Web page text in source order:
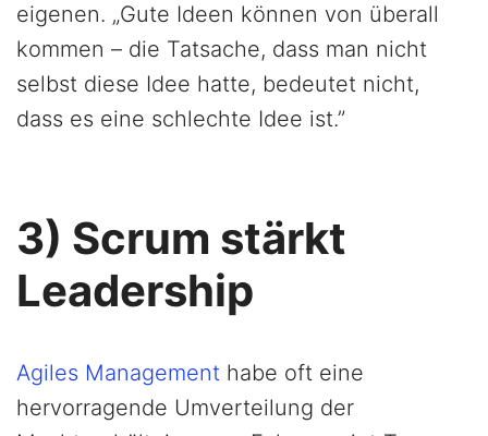
eigenen. „Gute Ideen können von überall
kommen – die Tatsache, dass man nicht
selbst diese Idee hatte, bedeutet nicht,
dass es eine schlechte Idee ist.”
3) Scrum stärkt
Leadership
Agiles Management habe oft eine
hervorragende Umverteilung der